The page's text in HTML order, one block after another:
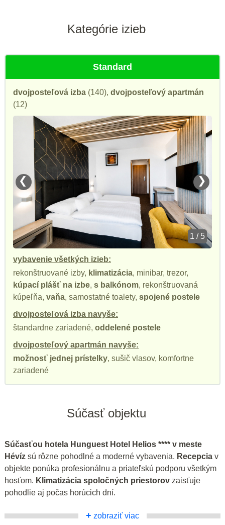
Kategórie izieb
Standard
dvojposteľová izba (140), dvojposteľový apartmán
(12)
❮ ❯
1 / 5
vybavenie všetkých izieb:
rekonštruované izby, klimatizácia, minibar, trezor,
kúpací plášť na izbe, s balkónom, rekonštruovaná
kúpeľňa, vaňa, samostatné toalety, spojené postele
dvojposteľová izba navyše:
štandardne zariadené, oddelené postele
dvojposteľový apartmán navyše:
možnosť jednej prístelky, sušič vlasov, komfortne
zariadené
Súčasť objektu
Súčasťou hotela Hunguest Hotel Helios **** v meste
Hévíz sú rôzne pohodlné a moderné vybavenia. Recepcia v
objekte ponúka profesionálnu a priateľskú podporu všetkým
hosťom. Klimatizácia spoločných priestorov zaisťuje
pohodlie aj počas horúcich dní.
+ zobraziť viac